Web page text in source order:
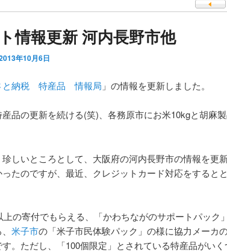
情報更新 河内長野市他
年10月6日
と納税 特産品 情報局 」の情報を更新しました。
品の更新を続ける(笑)、各務原市にお米10kgと胡麻
珍しいところとして、大阪府の河内長野市の情報を更
たのですが、最近、クレジットカード対応をすると
上の寄付でもらえる、「かわちながのサポートパック
米子市の「米子市民体験パック」の様に協力メーカ
す。ただし、「100個限定」とされている特産品がい